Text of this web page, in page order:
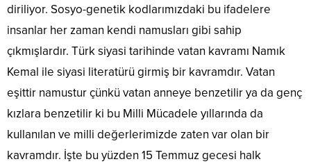
diriliyor. Sosyo-genetik kodlarımızdaki bu ifadelere
insanlar her zaman kendi namusları gibi sahip
çıkmışlardır. Türk siyasi tarihinde vatan kavramı Namık
Kemal ile siyasi literatürü girmiş bir kavramdır. Vatan
eşittir namustur çünkü vatan anneye benzetilir ya da genç
kızlara benzetilir ki bu Milli Mücadele yıllarında da
kullanılan ve milli değerlerimizde zaten var olan bir
kavramdır. İşte bu yüzden 15 Temmuz gecesi halk